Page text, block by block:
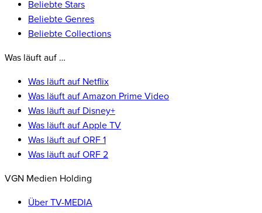
Beliebte Stars
Beliebte Genres
Beliebte Collections
Was läuft auf …
Was läuft auf Netflix
Was läuft auf Amazon Prime Video
Was läuft auf Disney+
Was läuft auf Apple TV
Was läuft auf ORF 1
Was läuft auf ORF 2
VGN Medien Holding
Über TV-MEDIA